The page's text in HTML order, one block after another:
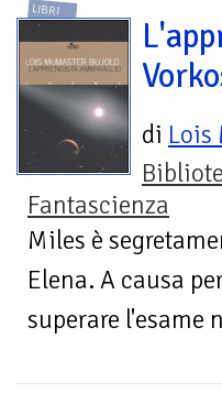
LIBRI
di Lois
Fantascienza
Miles è
Elena. A causa
superare l'esame